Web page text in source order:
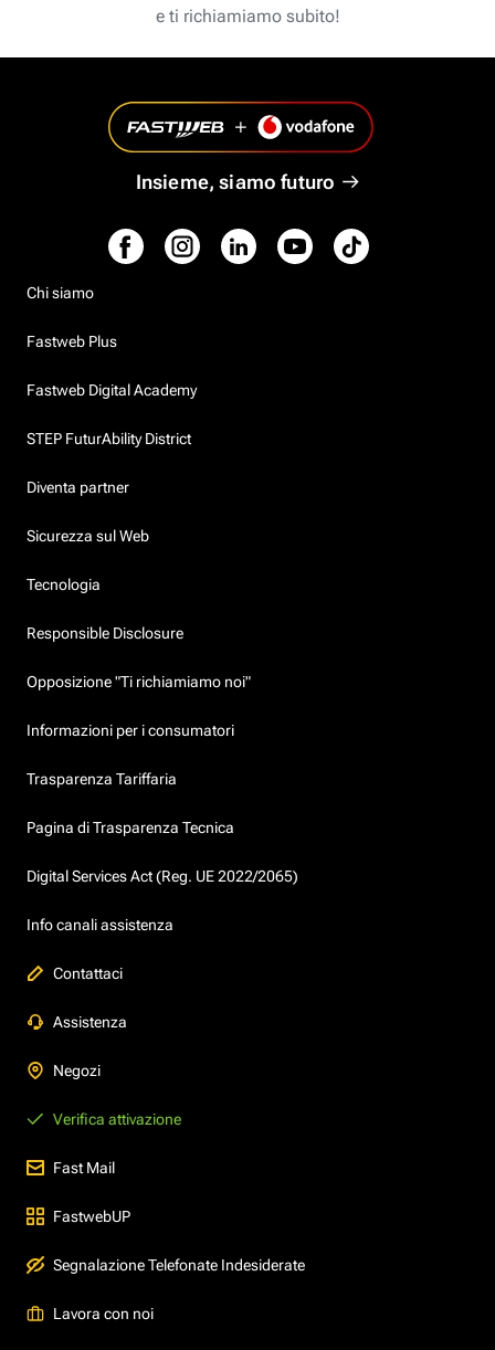
e ti richiamiamo subito!
Insieme, siamo futuro
Chi siamo
Fastweb Plus
Fastweb Digital Academy
STEP FuturAbility District
Diventa partner
Sicurezza sul Web
Tecnologia
Responsible Disclosure
Opposizione "Ti richiamiamo noi"
Informazioni per i consumatori
Trasparenza Tariffaria
Pagina di Trasparenza Tecnica
Digital Services Act (Reg. UE 2022/2065)
Info canali assistenza
Contattaci
Assistenza
Negozi
Verifica attivazione
Fast Mail
FastwebUP
Segnalazione Telefonate Indesiderate
Lavora con noi